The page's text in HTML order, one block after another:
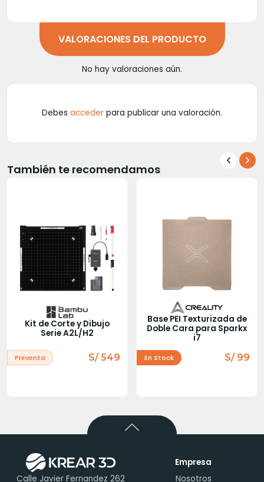
VALORACIONES DEL PRODUCTO
No hay valoraciones aún.
Debes acceder para publicar una valoración.
También te recomendamos
Kit de Corte y Dibujo
Serie A2L/H2
Preventa S/ 549
Base PEI Texturizada de
Doble Cara para Sparkx
i7
En Stock S/ 99
Calle Javier Fernandez 262
Empresa
Nosotros